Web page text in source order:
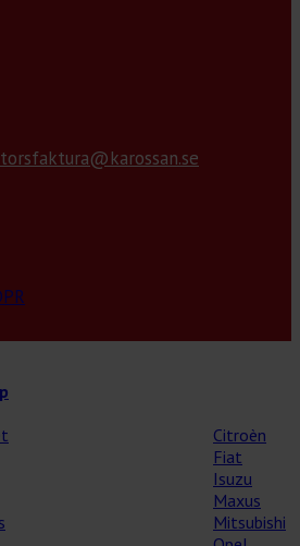
Citroèn
Fiat
Isuzu
Maxus
Mitsubishi